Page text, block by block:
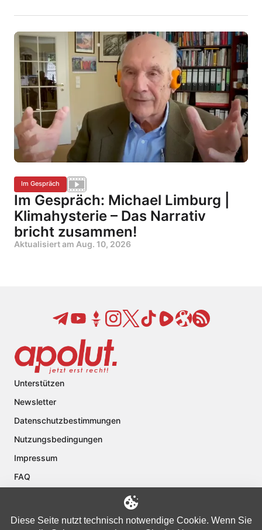
Im Gespräch
Im Gespräch: Michael Limburg |
Klimahysterie – Das Narrativ
bricht zusammen!
Aktualisiert am Aug. 10, 2026
Unterstützen
Newsletter
Datenschutzbestimmungen
Nutzungsbedingungen
Impressum
FAQ
Diese Seite nutzt technisch notwendige Cookie. Wenn Sie